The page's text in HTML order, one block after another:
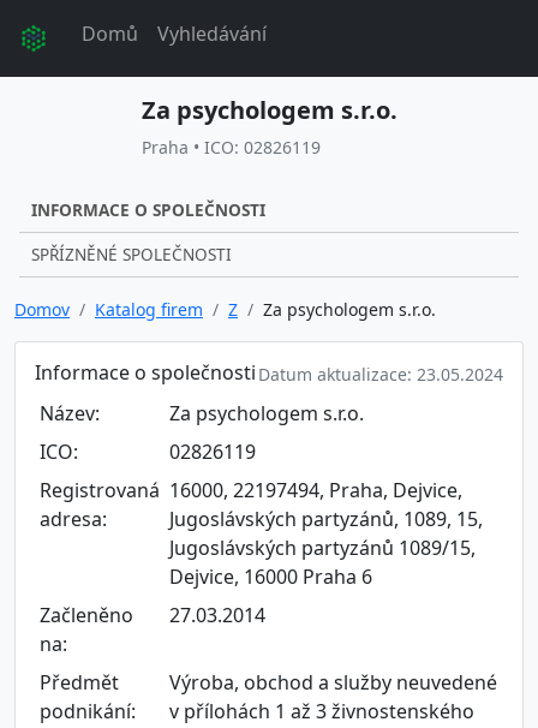
Domů Vyhledávání
Za psychologem s.r.o.
Praha • ICO: 02826119
INFORMACE O SPOLEČNOSTI
SPŘÍZNĚNÉ SPOLEČNOSTI
Domov Katalog firem Z Za psychologem s.r.o.
Informace o společnosti Datum aktualizace: 23.05.2024
Název:
Za psychologem s.r.o.
ICO:
02826119
Registrovaná
adresa:
16000, 22197494, Praha, Dejvice,
Jugoslávských partyzánů, 1089, 15,
Jugoslávských partyzánů 1089/15,
Dejvice, 16000 Praha 6
Začleněno
na:
27.03.2014
Předmět
podnikání:
Výroba, obchod a služby neuvedené
v přílohách 1 až 3 živnostenského